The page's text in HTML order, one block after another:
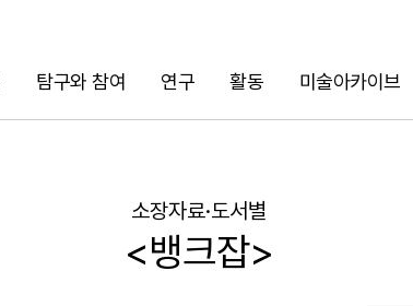
탐구와 참여 연구 활동 미술아카이브
검색
소장자료·도서별
<뱅크잡>